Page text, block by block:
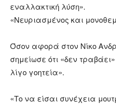
εναλλακτική λύση».
«Νευριασμένος και
Όσον αφορά στον Νίκο
σημείωσε ότι «δεν
λίγο γοητεία».
«Το να είσαι συνέχεια